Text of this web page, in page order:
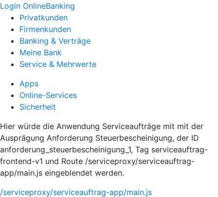
Login OnlineBanking
Privatkunden
Firmenkunden
Banking & Verträge
Meine Bank
Service & Mehrwerte
Apps
Online-Services
Sicherheit
Hier würde die Anwendung Serviceaufträge mit mit der
Ausprägung Anforderung Steuerbescheinigung, der ID
anforderung_steuerbescheinigung_1, Tag serviceauftrag-
frontend-v1 und Route /serviceproxy/serviceauftrag-
app/main.js eingeblendet werden.
/serviceproxy/serviceauftrag-app/main.js